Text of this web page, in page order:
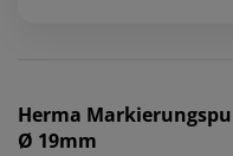
Herma
Ø 19mm